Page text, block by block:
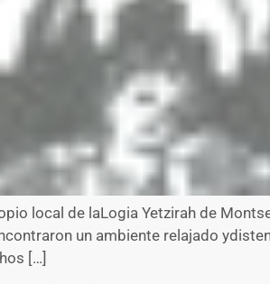
local de laLogia Yetzirah de
un ambiente relajado
[…]